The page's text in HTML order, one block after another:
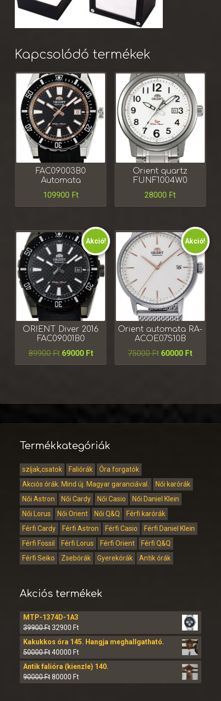
Kapcsolódó termékek
FAC09003B0
Automata
109900 Ft
Orient quartz
FUNF1004W0
28000 Ft
Akció!
ORIENT Diver 2016
FAC09001B0
89900Ft 69000 Ft
Akció!
Orient automata RA-
ACOE07S10B
75000Ft 60000 Ft
Termékkategóriák
szíjak,csatok Faliórák
Óra forgatók
Akciós órák. Mind új. Magyar garanciával.
Női karórák
Női Astron
Női Cardy Női Casio
Női Daniel Klein
Női Lorus
Női Orient Női Q&Q
Férfi karórák
Férfi Cardy
Férfi Astron Férfi Casio
Férfi Daniel Klein
Férfi Fossil
Férfi Lorus Férfi Orient
Férfi Q&Q
Férfi Seiko
Zsebórák Gyerekórák Antik órák
Akciós termékek
MTP-1374D-1A3
39900Ft32900 Ft
Kakukkos óra 145. Hangja meghallgatható.
50000Ft40000 Ft
Antik falióra (kienzle) 140.
90000Ft80000 Ft